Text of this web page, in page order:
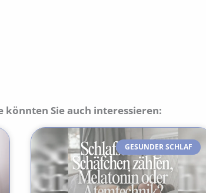
könnten Sie auch interessieren:
GESUNDER SCHLAF